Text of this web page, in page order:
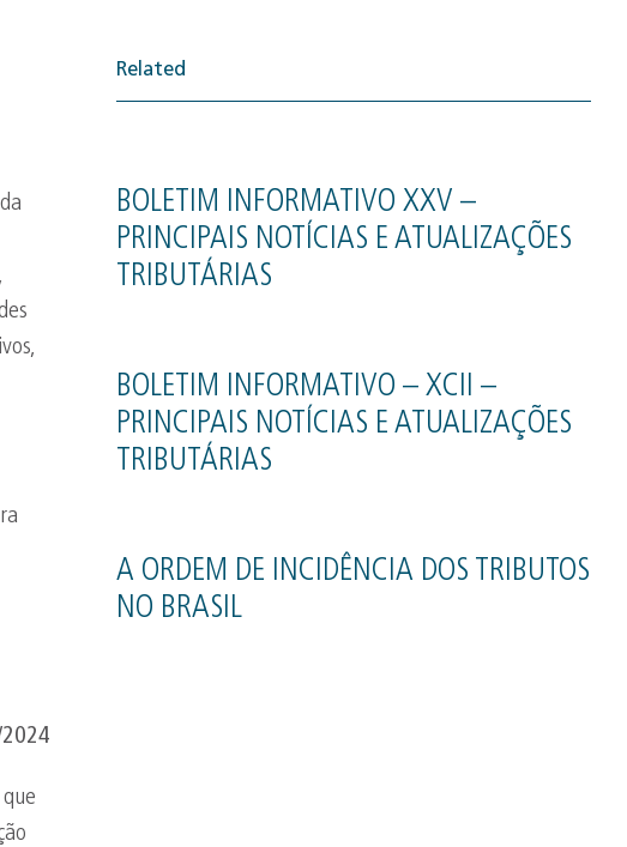
Related
BOLETIM INFORMATIVO XXV –
PRINCIPAIS NOTÍCIAS E ATUALIZAÇÕES
TRIBUTÁRIAS
BOLETIM INFORMATIVO – XCII –
PRINCIPAIS NOTÍCIAS E ATUALIZAÇÕES
TRIBUTÁRIAS
A ORDEM DE INCIDÊNCIA DOS TRIBUTOS
NO BRASIL